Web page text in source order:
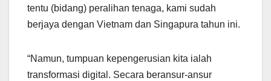
tentu (bidang) peralihan tenaga, kami sudah
berjaya dengan Vietnam dan Singapura tahun ini.
“Namun, tumpuan kepengerusian kita ialah
transformasi digital. Secara beransur-ansur